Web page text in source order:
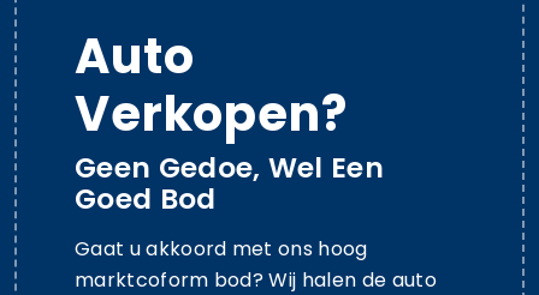
Auto
Verkopen?
Geen Gedoe, Wel Een
Goed Bod
Gaat u akkoord met ons hoog
marktcoform bod? Wij halen de auto